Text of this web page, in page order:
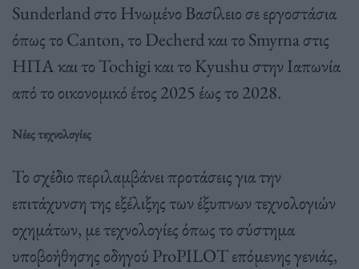
Sunderland στο Ηνωμένο Βασίλειο σε εργοστάσια
όπως το Canton, το Decherd και το Smyrna στις
ΗΠΑ και το Tochigi και το Kyushu στην Ιαπωνία
από το οικονομικό έτος 2025 έως το 2028.
Νέες τεχνολογίες
Το σχέδιο περιλαμβάνει προτάσεις για την
επιτάχυνση της εξέλιξης των έξυπνων τεχνολογιών
οχημάτων, με τεχνολογίες όπως το σύστημα
υποβοήθησης οδηγού ProPILOT επόμενης γενιάς,